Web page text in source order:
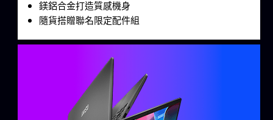
鎂鋁合金打造質感機身
隨貨搭贈聯名限定配件組